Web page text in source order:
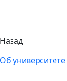
Назад
Об университете